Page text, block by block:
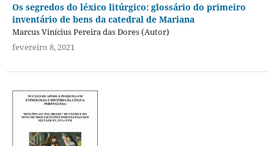
Os segredos do léxico litúrgico: glossário do primeiro
inventário de bens da catedral de Mariana
Marcus Vinícius Pereira das Dores (Autor)
fevereiro 8, 2021